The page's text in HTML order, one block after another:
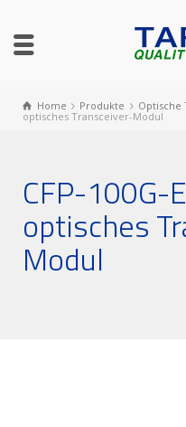
Home Produkte Optische
optisches Transceiver-Modul
CFP-100G-
optisches
Modul